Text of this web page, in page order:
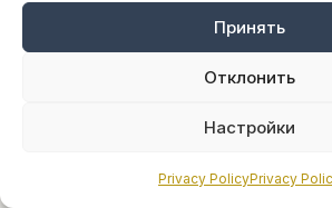
Принять
Отклонить
Настройки
Privacy PolicyPrivacy
стремясь повысить
конкурентоспособность.